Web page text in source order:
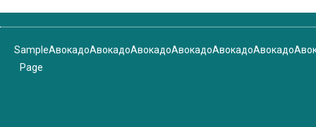
Sample
Page
АвокадоАвокадоАвокадоАвокадоАвокадоАвокадо